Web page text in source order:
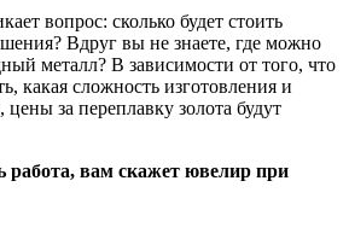
вопрос: сколько будет стоить
Вдруг вы не знаете, где можно
металл? В зависимости от того, что
какая сложность изготовления и
цены за переплавку золота будут
работа, вам скажет ювелир при